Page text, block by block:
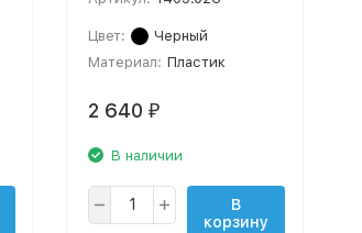
Цвет:
Черный
Материал: Пластик
2 640 ₽
В наличии
В
корзину